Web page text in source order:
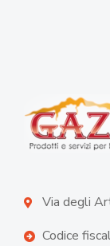
Via degli
Codice